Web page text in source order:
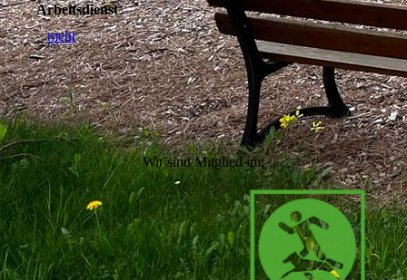
Arbeitsdienst
mehr
Wir sind Mitglied im: